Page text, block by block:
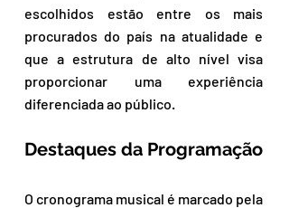
escolhidos estão entre os mais
procurados do país na atualidade e
que a estrutura de alto nível visa
proporcionar uma experiência
diferenciada ao público.
Destaques da Programação
O cronograma musical é marcado pela